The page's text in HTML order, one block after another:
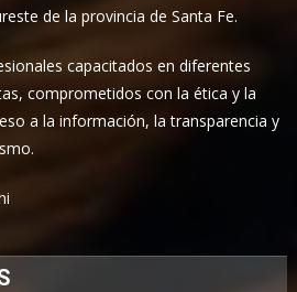
de la provincia de Santa Fe.
capacitados en diferentes
comprometidos con la ética y la
a la información, la transparencia y